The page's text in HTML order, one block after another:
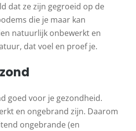
dat ze zijn gegroeid op de
die je maar kan
natuurlijk onbewerkt en
dat voel en proef je.
goed voor je gezondheid.
en ongebrand zijn. Daarom
ongebrande (en